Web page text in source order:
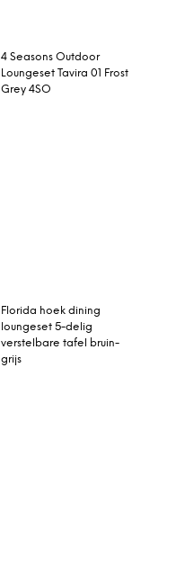
4 Seasons Outdoor
Loungeset Tavira 01 Frost
Grey 4SO
Florida hoek dining
loungeset 5-delig
verstelbare tafel bruin-
grijs